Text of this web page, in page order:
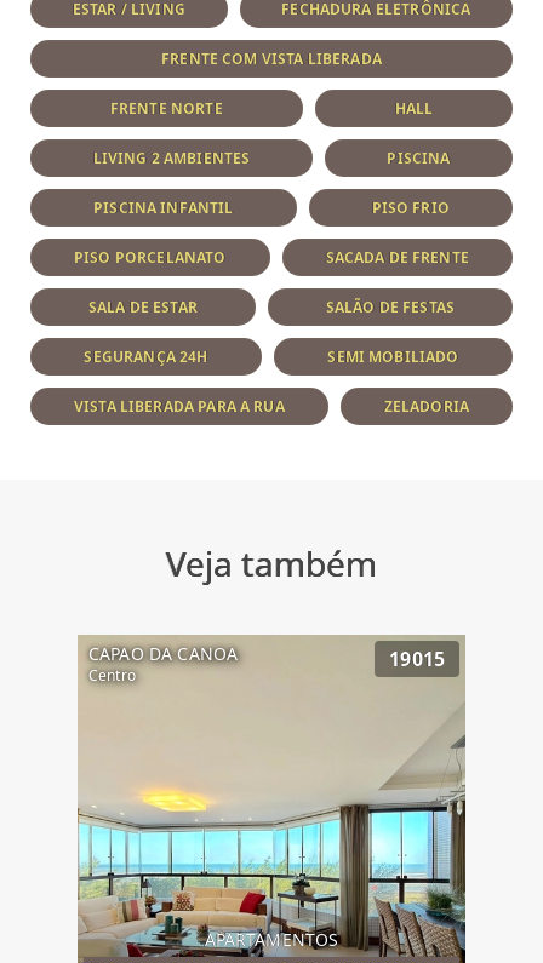
ESTAR / LIVING FECHADURA ELETRÔNICA
FRENTE COM VISTA LIBERADA
FRENTE NORTE HALL
LIVING 2 AMBIENTES PISCINA
PISCINA INFANTIL PISO FRIO
PISO PORCELANATO SACADA DE FRENTE
SALA DE ESTAR SALÃO DE FESTAS
SEGURANÇA 24H SEMI MOBILIADO
VISTA LIBERADA PARA A RUA ZELADORIA
Veja também
CAPAO DA CANOA
Centro
19015
APARTAMENTOS